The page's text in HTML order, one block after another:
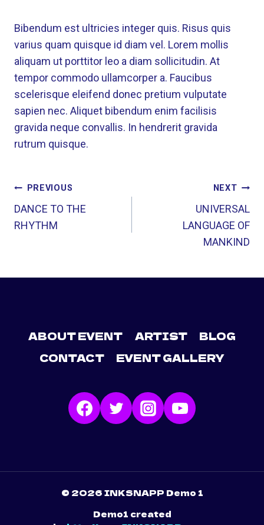
Bibendum est ultricies integer quis. Risus quis
varius quam quisque id diam vel. Lorem mollis
aliquam ut porttitor leo a diam sollicitudin. At
tempor commodo ullamcorper a. Faucibus
scelerisque eleifend donec pretium vulputate
sapien nec. Aliquet bibendum enim facilisis
gravida neque convallis. In hendrerit gravida
rutrum quisque.
POST
NAVIGATION
PREVIOUS
DANCE TO THE
RHYTHM
NEXT
UNIVERSAL
LANGUAGE OF
MANKIND
ABOUT EVENT ARTIST
BLOG
CONTACT
EVENT GALLERY
© 2026 INKSNAPP Demo 1
Demo1 created